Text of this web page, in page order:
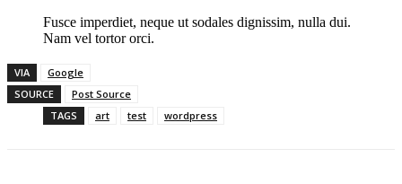
Fusce imperdiet, neque ut sodales dignissim, nulla dui.
Nam vel tortor orci.
VIA
Google
SOURCE
Post Source
TAGS
art test wordpress